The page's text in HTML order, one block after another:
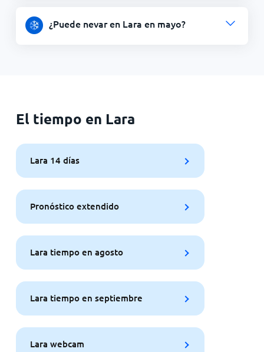
¿Puede nevar en Lara en mayo?
El tiempo en Lara
Lara 14 días
Pronóstico extendido
Lara tiempo en agosto
Lara tiempo en septiembre
Lara webcam